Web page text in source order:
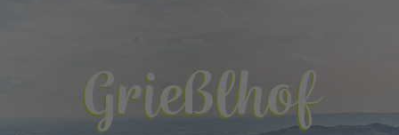
Grießlhof